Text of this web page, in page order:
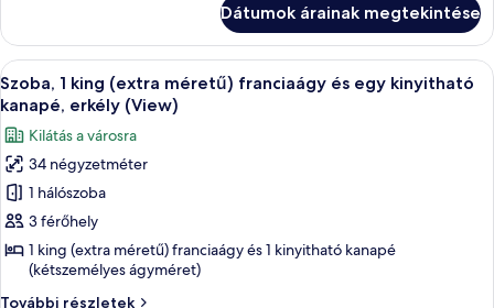
és
egy
kinyitható
kanapé,
erkély,
óceánra
néző
méretű)
franciaágy
és
egy
kinyitható
kanapé,
erkély,
óceánra
néző
további
Dátumok árainak megtekintése
A
következő
szoba
összes
képének
megtekintése:
Szoba,
1
king
(extra
Egy szállodai szoba, amelyben egy
5
Szoba, 1 king (extra méretű) franciaágy és egy kinyitható
kanapé, erkély (View)
Kilátás a városra
34 négyzetméter
1 hálószoba
3 férőhely
1 king (extra méretű) franciaágy és 1 kinyitható kanapé
(kétszemélyes ágyméret)
További részletek
Szoba,